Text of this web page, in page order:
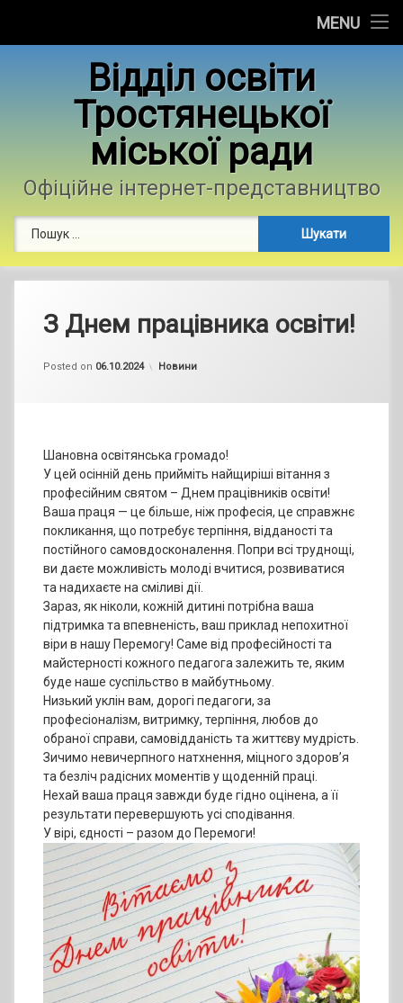
MENU
Контакти
Фотогалерея
Відділ освіти
Тростянецької
міської ради
Офіційне інтернет-представництво
З Днем працівника освіти!
Posted on 06.10.2024
by
Categories:
Новини
Шановна освітянська громадо!
У цей осінній день прийміть найщиріші вітання з
професійним святом – Днем працівників освіти!
Ваша праця — це більше, ніж професія, це справжнє
покликання, що потребує терпіння, відданості та
постійного самовдосконалення. Попри всі труднощі,
ви даєте можливість молоді вчитися, розвиватися
та надихаєте на сміливі дії.
Зараз, як ніколи, кожній дитині потрібна ваша
підтримка та впевненість, ваш приклад непохитної
віри в нашу Перемогу! Саме від професійності та
майстерності кожного педагога залежить те, яким
буде наше суспільство в майбутньому.
Низький уклін вам, дорогі педагоги, за
професіоналізм, витримку, терпіння, любов до
обраної справи, самовідданість та життєву мудрість.
Зичимо невичерпного натхнення, міцного здоров’я
та безліч радісних моментів у щоденній праці.
Нехай ваша праця завжди буде гідно оцінена, а її
результати перевершують усі сподівання.
У вірі, єдності – разом до Перемоги!